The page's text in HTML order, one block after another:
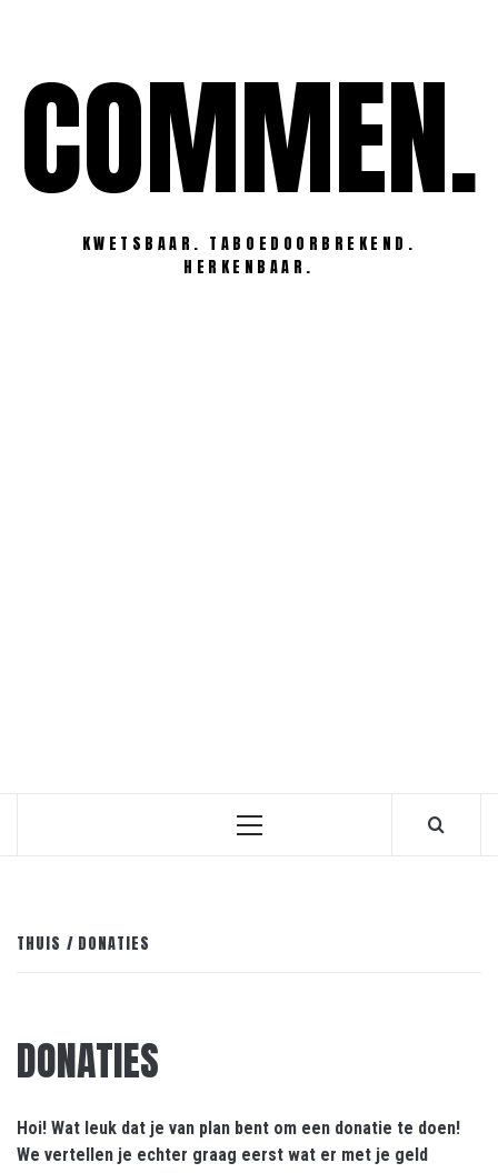
inhoudCOMMEN.
KWETSBAAR. TABOEDOORBREKEND.
HERKENBAAR.
Primair
THUIS DONATIES
DONATIES
Hoi! Wat leuk dat je van plan bent om een donatie te doen!
We vertellen je echter graag eerst wat er met je geld